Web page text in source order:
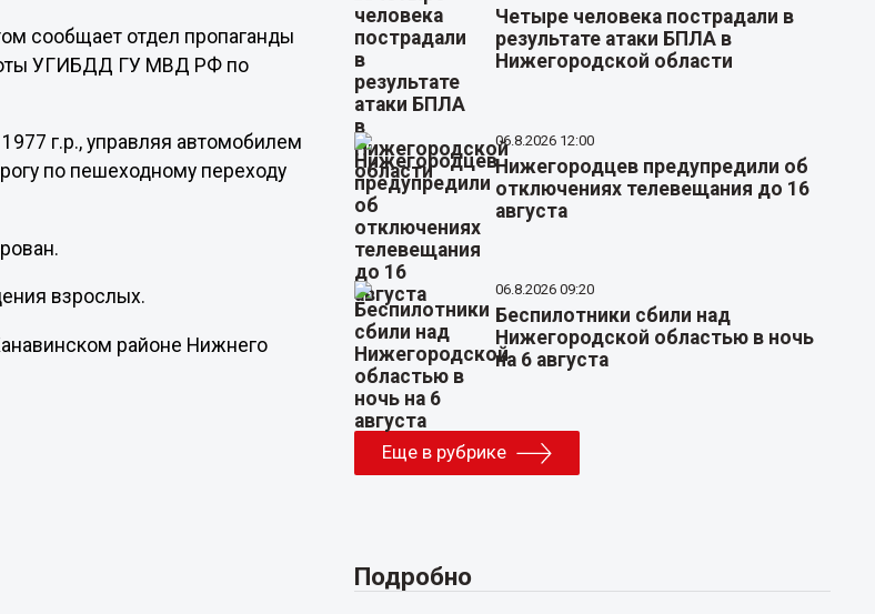
сообщает отдел пропаганды
УГИБДД ГУ МВД РФ по
г.р., управляя автомобилем
по пешеходному переходу
взрослых.
районе Нижнего
Четыре человека пострадали в
результате атаки БПЛА в
Нижегородской области
06.8.2026 12:00
Нижегородцев предупредили об
отключениях телевещания до 16
августа
06.8.2026 09:20
Беспилотники сбили над
Нижегородской областью в ночь
на 6 августа
Еще в рубрике
Подробно